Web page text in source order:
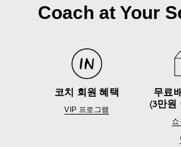
Coach at Your
코치 회원 혜택
VIP 프로그램
무료
(3만원
쇼